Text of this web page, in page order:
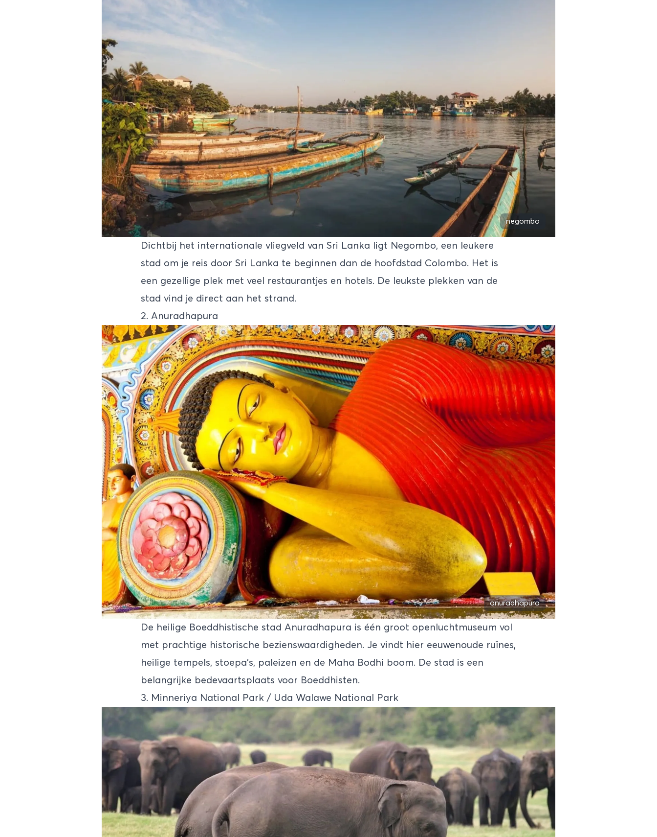
negombo
Dichtbij het internationale vliegveld van Sri Lanka ligt Negombo, een leukere
stad om je reis door Sri Lanka te beginnen dan de hoofdstad Colombo. Het is
een gezellige plek met veel restaurantjes en hotels. De leukste plekken van de
stad vind je direct aan het strand.
2. Anuradhapura
anuradhapura
De heilige Boeddhistische stad Anuradhapura is één groot openluchtmuseum vol
met prachtige historische bezienswaardigheden. Je vindt hier eeuwenoude ruïnes,
heilige tempels, stoepa’s, paleizen en de Maha Bodhi boom. De stad is een
belangrijke bedevaartsplaats voor Boeddhisten.
3. Minneriya National Park / Uda Walawe National Park